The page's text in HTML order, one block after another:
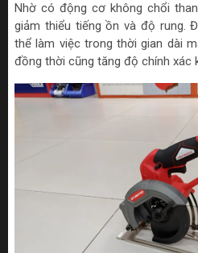
Nhờ có động cơ không chổi
giảm thiểu tiếng ồn và độ rung.
thể làm việc trong thời gian dài
đồng thời cũng tăng độ chính xác